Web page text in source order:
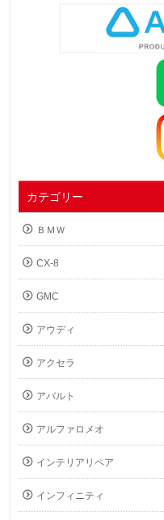
カテゴリー
ＢＭＷ
CX-8
GMC
アウディ
アクセラ
アバルト
アルファロメオ
インテリアリペア
インフィニティ